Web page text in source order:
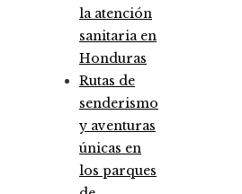
la atención
sanitaria en
Honduras
Rutas de
senderismo
y aventuras
únicas en
los parques